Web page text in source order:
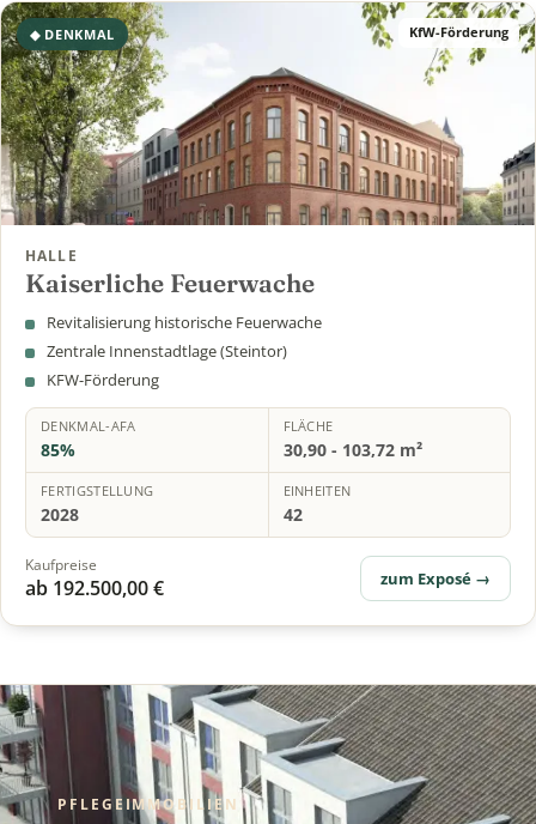
◆ DENKMAL KfW-Förderung
HALLE
Kaiserliche Feuerwache
Revitalisierung historische Feuerwache
Zentrale Innenstadtlage (Steintor)
KFW-Förderung
DENKMAL-AFA
85%
FLÄCHE
30,90 - 103,72 m²
FERTIGSTELLUNG
2028
EINHEITEN
42
Kaufpreise
ab 192.500,00 € zum Exposé →
PFLEGEIMMOBILIEN